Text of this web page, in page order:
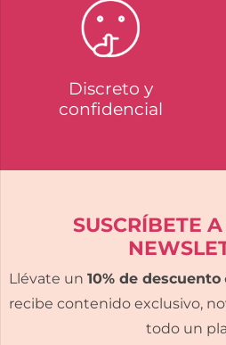
Discreto y
confidencial
SUSCRÍBETE
Llévate un 10% de descuento
recibe contenido exclusivo,
todo un